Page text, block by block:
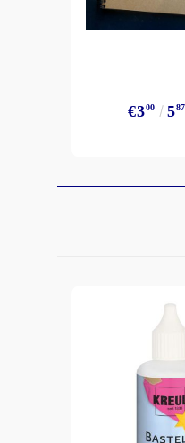
BRILLIANCE -
Super fine pigment
€300 587